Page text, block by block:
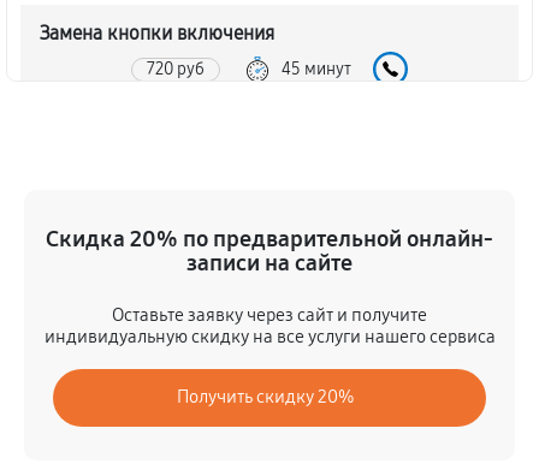
Замена кнопки включения
720 руб 45 минут
Замена USB порта телефона Xiaomi Redmi Note 9
Pro
1980 руб 120 минут
Скидка 20% по предварительной онлайн-
записи на сайте
Оставьте заявку через сайт и получите
индивидуальную скидку на все услуги нашего сервиса
Получить скидку 20%